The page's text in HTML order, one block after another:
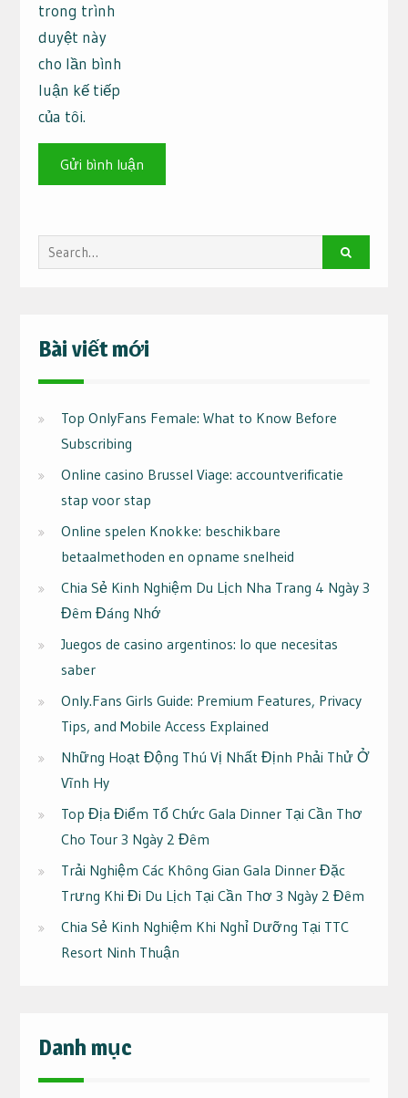
trong trình
duyệt này
cho lần bình
luận kế tiếp
của tôi.
Search
for:
Bài viết mới
Top OnlyFans Female: What to Know Before
Subscribing
Online casino Brussel Viage: accountverificatie
stap voor stap
Online spelen Knokke: beschikbare
betaalmethoden en opname snelheid
Chia Sẻ Kinh Nghiệm Du Lịch Nha Trang 4 Ngày 3
Đêm Đáng Nhớ
Juegos de casino argentinos: lo que necesitas
saber
Only.Fans Girls Guide: Premium Features, Privacy
Tips, and Mobile Access Explained
Những Hoạt Động Thú Vị Nhất Định Phải Thử Ở
Vĩnh Hy
Top Địa Điểm Tổ Chức Gala Dinner Tại Cần Thơ
Cho Tour 3 Ngày 2 Đêm
Trải Nghiệm Các Không Gian Gala Dinner Đặc
Trưng Khi Đi Du Lịch Tại Cần Thơ 3 Ngày 2 Đêm
Chia Sẻ Kinh Nghiệm Khi Nghỉ Dưỡng Tại TTC
Resort Ninh Thuận
Danh mục